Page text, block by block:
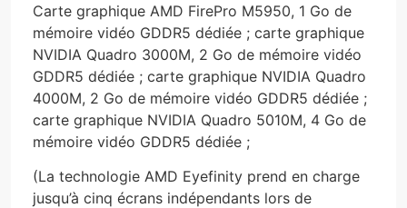
Carte graphique AMD FirePro M5950, 1 Go de
mémoire vidéo GDDR5 dédiée ; carte graphique
NVIDIA Quadro 3000M, 2 Go de mémoire vidéo
GDDR5 dédiée ; carte graphique NVIDIA Quadro
4000M, 2 Go de mémoire vidéo GDDR5 dédiée ;
carte graphique NVIDIA Quadro 5010M, 4 Go de
mémoire vidéo GDDR5 dédiée ;
(La technologie AMD Eyefinity prend en charge
jusqu’à cinq écrans indépendants lors de